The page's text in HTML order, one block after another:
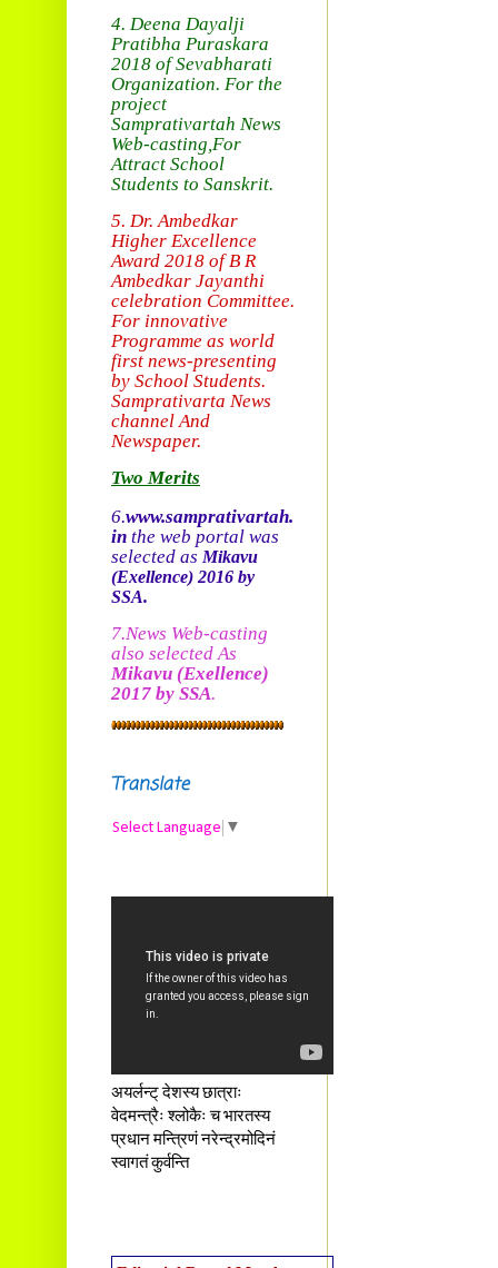
4. Deena Dayalji
Pratibha Puraskara
2018 of Sevabharati
Organization. For the
project
Samprativartah News
Web-casting,For
Attract School
Students to Sanskrit.
5. Dr. Ambedkar
Higher Excellence
Award 2018 of B R
Ambedkar Jayanthi
celebration Committee.
For innovative
Programme as world
first news-presenting
by School Students.
Samprativarta News
channel And
Newspaper.
Two Merits
6.www.samprativartah.
in the web portal was
selected asMikavu
(Exellence)2016 by
SSA.
7.News Web-casting
also selected As
Mikavu (Exellence)
2017 by SSA.
Translate
Select Language ▼
अयर्लन्ट् देशस्य छात्राः
वेदमन्त्रैः श्लोकैः च भारतस्य
प्रधान मन्त्रिणं नरेन्द्रमोदिनं
स्वागतं कुर्वन्ति